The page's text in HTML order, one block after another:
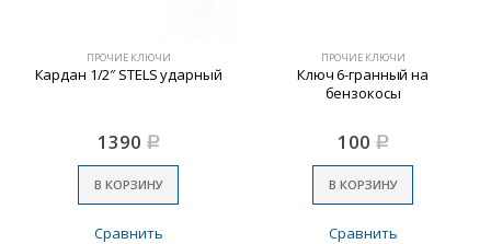
ПРОЧИЕ КЛЮЧИ
Кардан 1/2″ STELS ударный
1390 Р
В КОРЗИНУ
Сравнить
ПРОЧИЕ КЛЮЧИ
Ключ 6-гранный на
бензокосы
100 Р
В КОРЗИНУ
Сравнить